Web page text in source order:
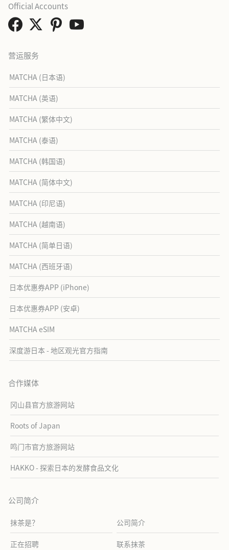
营运服务
MATCHA (日本语)
MATCHA (英语)
MATCHA (繁体中文)
MATCHA (泰语)
MATCHA (韩国语)
MATCHA (简体中文)
MATCHA (印尼语)
MATCHA (越南语)
MATCHA (简单日语)
MATCHA (西班牙语)
日本优惠券APP (iPhone)
日本优惠券APP (安卓)
MATCHA eSIM
深度游日本 - 地区观光官方指南
合作媒体
冈山县官方旅游网站
Roots of Japan
鸣门市官方旅游网站
HAKKO - 探索日本的发酵食品文化
公司简介
抹茶是？ 公司简介
正在招聘 联系抹茶
Official Accounts